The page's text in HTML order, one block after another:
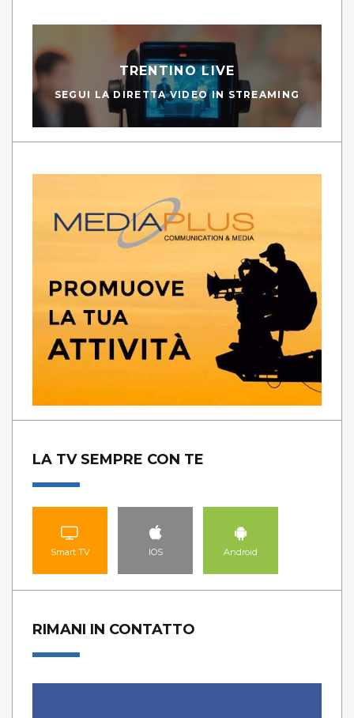
TRENTINO LIVE
SEGUI LA DIRETTA VIDEO IN STREAMING
LA TV SEMPRE CON TE
Smart TV IOS Android
RIMANI IN CONTATTO